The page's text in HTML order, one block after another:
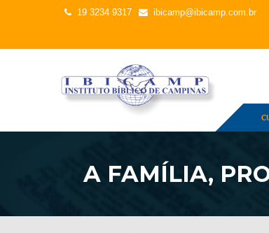
19 3234 9317 ibicamp@ibicamp.com.br
A FAMÍLIA,